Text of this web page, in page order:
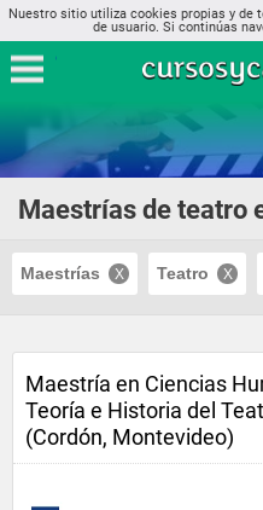
Nuestro sitio utiliza cookies propias y de
de usuario. Si continúas
Maestrías de teatro
Maestrías Teatro
Maestría en Ciencias
Teoría e Historia del
(Cordón, Montevideo)